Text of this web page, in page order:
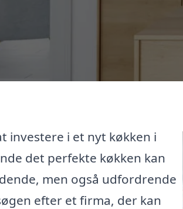
investere i et nyt køkken i
det perfekte køkken kan
men også udfordrende
efter et firma, der kan